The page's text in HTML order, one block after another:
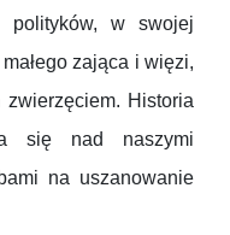
w swojej
zająca i więzi,
zwierzęciem. Historia
się nad naszymi
na uszanowanie